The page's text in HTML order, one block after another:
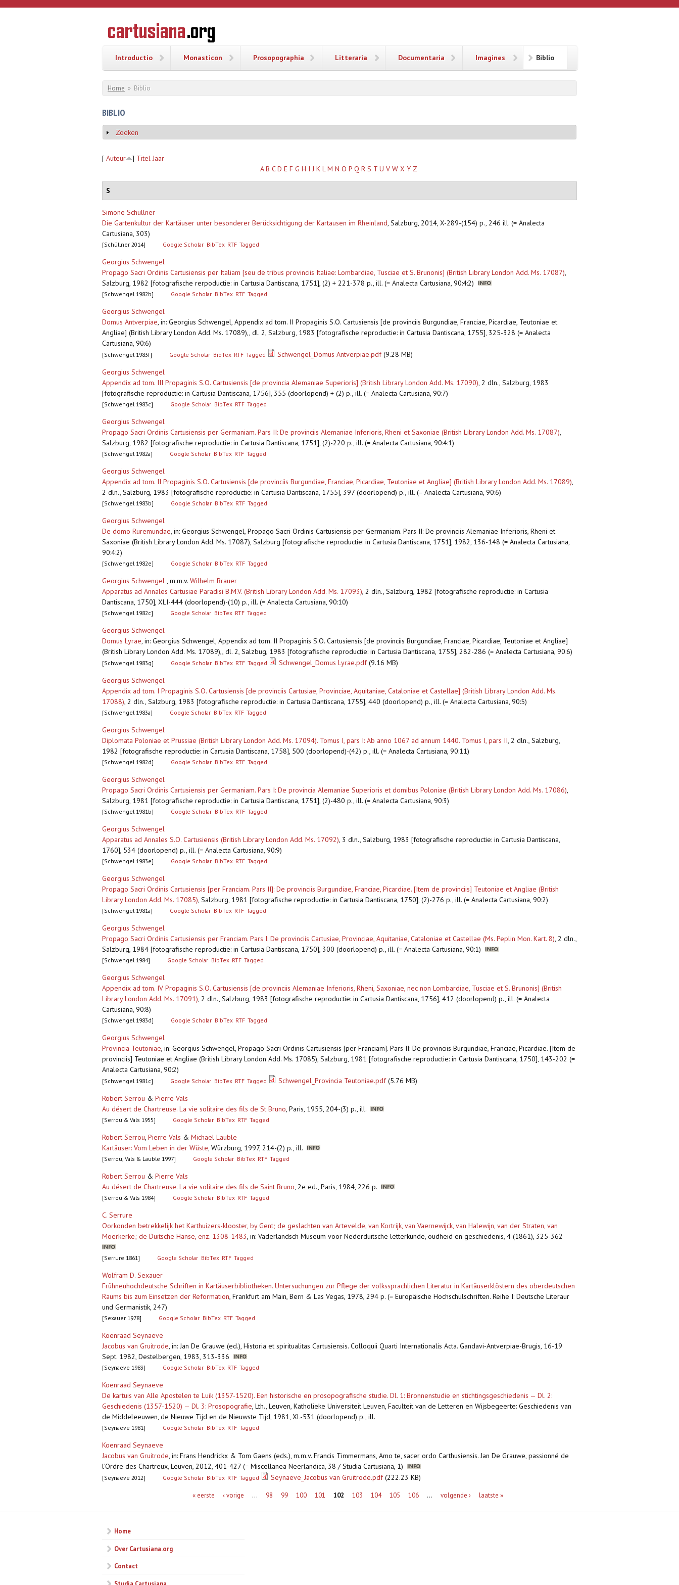
Overslaan en naar de inhoud gaan
CARTUSIANA
Geschiedenis
van de
Introductio Monasticon Prosopographia Litteraria Documentaria Imagines Biblio
U bent hier
Home » Biblio
BIBLIO
Weergeven
Zoeken
[ Auteur ] Titel Jaar
A B C D E F G H I J K L M N O P Q R S T U V W X Y Z
S
Simone Schüllner
Die Gartenkultur der Kartäuser unter besonderer Berücksichtigung der Kartausen im Rheinland, Salzburg, 2014, X-289-(154) p., 246 ill. (= Analecta
Cartusiana, 303)
[Schüllner 2014] Google Scholar BibTex RTF Tagged
Georgius Schwengel
Propago Sacri Ordinis Cartusiensis per Italiam [seu de tribus provinciis Italiae: Lombardiae, Tusciae et S. Brunonis] (British Library London Add. Ms. 17087),
Salzburg, 1982 [fotografische rerpoductie: in Cartusia Dantiscana, 1751], (2) + 221-378 p., ill. (= Analecta Cartusiana, 90:4:2)
[Schwengel 1982b] Google Scholar BibTex RTF Tagged
Georgius Schwengel
Domus Antverpiae, in: Georgius Schwengel, Appendix ad tom. II Propaginis S.O. Cartusiensis [de provinciis Burgundiae, Franciae, Picardiae, Teutoniae et
Angliae] (British Library London Add. Ms. 17089),, dl. 2, Salzburg, 1983 [fotografische reproductie: in Cartusia Dantiscana, 1755], 325-328 (= Analecta
Cartusiana, 90:6)
[Schwengel 1983f] Google Scholar BibTex RTF Tagged Schwengel_Domus Antverpiae.pdf(9.28 MB)
Georgius Schwengel
Appendix ad tom. III Propaginis S.O. Cartusiensis [de provincia Alemaniae Superioris] (British Library London Add. Ms. 17090), 2 dln., Salzburg, 1983
[fotografische reproductie: in Cartusia Dantiscana, 1756], 355 (doorlopend) + (2) p., ill. (= Analecta Cartusiana, 90:7)
[Schwengel 1983c] Google Scholar BibTex RTF Tagged
Georgius Schwengel
Propago Sacri Ordinis Cartusiensis per Germaniam. Pars II: De provinciis Alemaniae Inferioris, Rheni et Saxoniae (British Library London Add. Ms. 17087),
Salzburg, 1982 [fotografische reproductie: in Cartusia Dantiscana, 1751], (2)-220 p., ill. (= Analecta Cartusiana, 90:4:1)
[Schwengel 1982a] Google Scholar BibTex RTF Tagged
Georgius Schwengel
Appendix ad tom. II Propaginis S.O. Cartusiensis [de provinciis Burgundiae, Franciae, Picardiae, Teutoniae et Angliae] (British Library London Add. Ms. 17089),
2 dln., Salzburg, 1983 [fotografische reproductie: in Cartusia Dantiscana, 1755], 397 (doorlopend) p., ill. (= Analecta Cartusiana, 90:6)
[Schwengel 1983b] Google Scholar BibTex RTF Tagged
Georgius Schwengel
De domo Ruremundae, in: Georgius Schwengel, Propago Sacri Ordinis Cartusiensis per Germaniam. Pars II: De provinciis Alemaniae Inferioris, Rheni et
Saxoniae (British Library London Add. Ms. 17087), Salzburg [fotografische reproductie: in Cartusia Dantiscana, 1751], 1982, 136-148 (= Analecta Cartusiana,
90:4:2)
[Schwengel 1982e] Google Scholar BibTex RTF Tagged
Georgius Schwengel , m.m.v. Wilhelm Brauer
Apparatus ad Annales Cartusiae Paradisi B.M.V. (British Library London Add. Ms. 17093), 2 dln., Salzburg, 1982 [fotografische reproductie: in Cartusia
Dantiscana, 1750], XLI-444 (doorlopend)-(10) p., ill. (= Analecta Cartusiana, 90:10)
[Schwengel 1982c] Google Scholar BibTex RTF Tagged
Georgius Schwengel
Domus Lyrae, in: Georgius Schwengel, Appendix ad tom. II Propaginis S.O. Cartusiensis [de provinciis Burgundiae, Franciae, Picardiae, Teutoniae et Angliae]
(British Library London Add. Ms. 17089),, dl. 2, Salzbug, 1983 [fotografische reproductie: in Cartusia Dantiscana, 1755], 282-286 (= Analecta Cartusiana, 90:6)
[Schwengel 1983g] Google Scholar BibTex RTF Tagged Schwengel_Domus Lyrae.pdf(9.16 MB)
Georgius Schwengel
Appendix ad tom. I Propaginis S.O. Cartusiensis [de provinciis Cartusiae, Provinciae, Aquitaniae, Cataloniae et Castellae] (British Library London Add. Ms.
17088), 2 dln., Salzburg, 1983 [fotografische reproductie: in Cartusia Dantiscana, 1755], 440 (doorlopend) p., ill. (= Analecta Cartusiana, 90:5)
[Schwengel 1983a] Google Scholar BibTex RTF Tagged
Georgius Schwengel
Diplomata Poloniae et Prussiae (British Library London Add. Ms. 17094). Tomus I, pars I: Ab anno 1067 ad annum 1440. Tomus I, pars II, 2 dln., Salzburg,
1982 [fotografische reproductie: in Cartusia Dantiscana, 1758], 500 (doorlopend)-(42) p., ill. (= Analecta Cartusiana, 90:11)
[Schwengel 1982d] Google Scholar BibTex RTF Tagged
Georgius Schwengel
Propago Sacri Ordinis Cartusiensis per Germaniam. Pars I: De provincia Alemaniae Superioris et domibus Poloniae (British Library London Add. Ms. 17086),
Salzburg, 1981 [fotografische reproductie: in Cartusia Dantiscana, 1751], (2)-480 p., ill. (= Analecta Cartusiana, 90:3)
[Schwengel 1981b] Google Scholar BibTex RTF Tagged
Georgius Schwengel
Apparatus ad Annales S.O. Cartusiensis (British Library London Add. Ms. 17092), 3 dln., Salzburg, 1983 [fotografische reproductie: in Cartusia Dantiscana,
1760], 534 (doorlopend) p., ill. (= Analecta Cartusiana, 90:9)
[Schwengel 1983e] Google Scholar BibTex RTF Tagged
Georgius Schwengel
Propago Sacri Ordinis Cartusiensis [per Franciam. Pars II]: De provinciis Burgundiae, Franciae, Picardiae. [Item de provinciis] Teutoniae et Angliae (British
Library London Add. Ms. 17085), Salzburg, 1981 [fotografische reproductie: in Cartusia Dantiscana, 1750], (2)-276 p., ill. (= Analecta Cartusiana, 90:2)
[Schwengel 1981a] Google Scholar BibTex RTF Tagged
Georgius Schwengel
Propago Sacri Ordinis Cartusiensis per Franciam. Pars I: De provinciis Cartusiae, Provinciae, Aquitaniae, Cataloniae et Castellae (Ms. Peplin Mon. Kart. 8), 2 dln.,
Salzburg, 1984 [fotografische reproductie: in Cartusia Dantiscana, 1750], 300 (doorlopend) p., ill. (= Analecta Cartusiana, 90:1)
[Schwengel 1984] Google Scholar BibTex RTF Tagged
Georgius Schwengel
Appendix ad tom. IV Propaginis S.O. Cartusiensis [de provinciis Alemaniae Inferioris, Rheni, Saxoniae, nec non Lombardiae, Tusciae et S. Brunonis] (British
Library London Add. Ms. 17091), 2 dln., Salzburg, 1983 [fotografische reproductie: in Cartusia Dantiscana, 1756], 412 (doorlopend) p., ill. (= Analecta
Cartusiana, 90:8)
[Schwengel 1983d] Google Scholar BibTex RTF Tagged
Georgius Schwengel
Provincia Teutoniae, in: Georgius Schwengel, Propago Sacri Ordinis Cartusiensis [per Franciam]. Pars II: De provinciis Burgundiae, Franciae, Picardiae. [Item de
provinciis] Teutoniae et Angliae (British Library London Add. Ms. 17085), Salzburg, 1981 [fotografische reproductie: in Cartusia Dantiscana, 1750], 143-202 (=
Analecta Cartusiana, 90:2)
[Schwengel 1981c] Google Scholar BibTex RTF Tagged Schwengel_Provincia Teutoniae.pdf(5.76 MB)
Robert Serrou & Pierre Vals
Au désert de Chartreuse. La vie solitaire des fils de St Bruno, Paris, 1955, 204-(3) p., ill.
[Serrou & Vals 1955] Google Scholar BibTex RTF Tagged
Robert Serrou, Pierre Vals & Michael Lauble
Kartäuser: Vom Leben in der Wüste, Würzburg, 1997, 214-(2) p., ill.
[Serrou, Vals & Lauble 1997] Google Scholar BibTex RTF Tagged
Robert Serrou & Pierre Vals
Au désert de Chartreuse. La vie solitaire des fils de Saint Bruno, 2e ed., Paris, 1984, 226 p.
[Serrou & Vals 1984] Google Scholar BibTex RTF Tagged
C. Serrure
Oorkonden betrekkelijk het Karthuizers-klooster, by Gent; de geslachten van Artevelde, van Kortrijk, van Vaernewijck, van Halewijn, van der Straten, van
Moerkerke; de Duitsche Hanse, enz. 1308-1483, in: Vaderlandsch Museum voor Nederduitsche letterkunde, oudheid en geschiedenis, 4 (1861), 325-362
[Serrure 1861] Google Scholar BibTex RTF Tagged
Wolfram D. Sexauer
Frühneuhochdeutsche Schriften in Kartäuserbibliotheken. Untersuchungen zur Pflege der volkssprachlichen Literatur in Kartäuserklöstern des oberdeutschen
Raums bis zum Einsetzen der Reformation, Frankfurt am Main, Bern & Las Vegas, 1978, 294 p. (= Europäische Hochschulschriften. Reihe I: Deutsche Literaur
und Germanistik, 247)
[Sexauer 1978] Google Scholar BibTex RTF Tagged
Koenraad Seynaeve
Jacobus van Gruitrode, in: Jan De Grauwe (ed.), Historia et spiritualitas Cartusiensis. Colloquii Quarti Internationalis Acta. Gandavi-Antverpiae-Brugis, 16-19
Sept. 1982, Destelbergen, 1983, 313-336
[Seynaeve 1983] Google Scholar BibTex RTF Tagged
Koenraad Seynaeve
De kartuis van Alle Apostelen te Luik (1357-1520). Een historische en prosopografische studie. Dl. 1: Bronnenstudie en stichtingsgeschiedenis — Dl. 2:
Geschiedenis (1357-1520) — Dl. 3: Prosopografie, Lth., Leuven, Katholieke Universiteit Leuven, Faculteit van de Letteren en Wijsbegeerte: Geschiedenis van
de Middeleeuwen, de Nieuwe Tijd en de Nieuwste Tijd, 1981, XL-531 (doorlopend) p., ill.
[Seynaeve 1981] Google Scholar BibTex RTF Tagged
Koenraad Seynaeve
Jacobus van Gruitrode, in: Frans Hendrickx & Tom Gaens (eds.), m.m.v. Francis Timmermans, Amo te, sacer ordo Carthusiensis. Jan De Grauwe, passionné de
l'Ordre des Chartreux, Leuven, 2012, 401-427 (= Miscellanea Neerlandica, 38 / Studia Cartusiana, 1)
[Seynaeve 2012] Google Scholar BibTex RTF Tagged Seynaeve_Jacobus van Gruitrode.pdf(222.23 KB)
« eerste ‹ vorige … 98 99 100 101 102 103 104 105 106 … volgende › laatste »
Home
Over Cartusiana.org
Contact
Studia Cartusiana